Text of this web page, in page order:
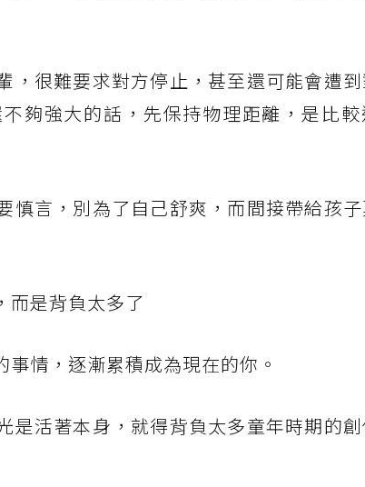
，很難要求對方停止，甚至還可能會遭
夠強大的話，先保持物理距離，是比
慎言，別為了自己舒爽，而間接帶給孩
而是背負太多了
情，逐漸累積成為現在的你。
是活著本身，就得背負太多童年時期的